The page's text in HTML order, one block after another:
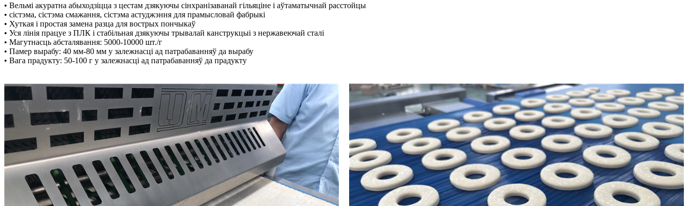
• Вельмі акуратна абыходзіцца з цестам дзякуючы сінхранізаванай гільяціне і аўтаматычнай расстойцы
• сістэма, сістэма смажання, сістэма астуджэння для прамысловай фабрыкі
• Хуткая і простая замена разца для вострых пончыкаў
• Уся лінія працуе з ПЛК і стабільная дзякуючы трывалай канструкцыі з нержавеючай сталі
• Магутнасць абсталявання: 5000-10000 шт./г
• Памер вырабу: 40 мм-80 мм у залежнасці ад патрабаванняў да вырабу
• Вага прадукту: 50-100 г у залежнасці ад патрабаванняў да прадукту